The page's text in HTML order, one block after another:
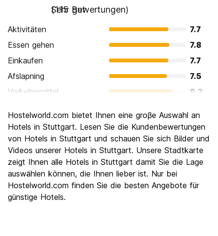
Sehr gut
(115 Bewertungen)
Aktivitäten
7.7
Essen gehen
7.8
Einkaufen
7.7
Afslapning
7.5
Verkehrsmittel
8.2
Kultur
7.7
Nachtleben / Party
7.5
Preis-Leistungsverhältnis
7.1
Hostelworld.com bietet Ihnen eine groβe Auswahl an
Hotels in Stuttgart. Lesen Sie die Kundenbewertungen
von Hotels in Stuttgart und schauen Sie sich Bilder und
Videos unserer Hotels in Stuttgart. Unsere Stadtkarte
zeigt Ihnen alle Hotels in Stuttgart damit Sie die Lage
auswählen können, die Ihnen lieber ist. Nur bei
Hostelworld.com finden Sie die besten Angebote für
günstige Hotels.